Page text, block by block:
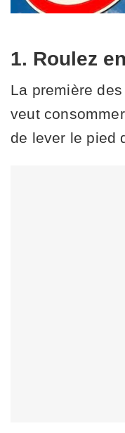
1. Roulez
La première
veut
de lever le pied